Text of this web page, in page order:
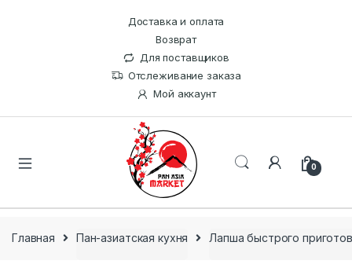
Доставка и оплата
Возврат
Для поставщиков
Отслеживание заказа
Мой аккаунт
0
Главная Пан-азиатская кухня Лапша быстрого